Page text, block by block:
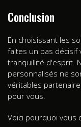
Conclusion
En choisissant les
faites un pas
tranquillité d'esprit.
personnalisés ne
véritables
pour vous.
Voici pourquoi vous